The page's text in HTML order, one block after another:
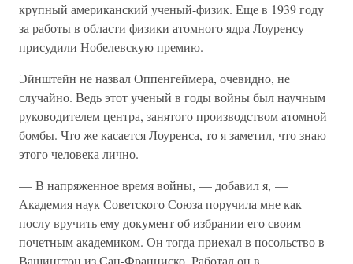
крупный американский ученый-физик. Еще в 1939 году
за работы в области физики атомного ядра Лоуренсу
присудили Нобелевскую премию.
Эйнштейн не назвал Оппенгеймера, очевидно, не
случайно. Ведь этот ученый в годы войны был научным
руководителем центра, занятого производством атомной
бомбы. Что же касается Лоуренса, то я заметил, что знаю
этого человека лично.
— В напряженное время войны, — добавил я, —
Академия наук Советского Союза поручила мне как
послу вручить ему документ об избрании его своим
почетным академиком. Он тогда приехал в посольство в
Вашингтон из Сан-Франциско. Работал он в